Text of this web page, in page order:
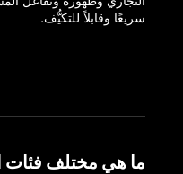
ما هي مختلف فئات